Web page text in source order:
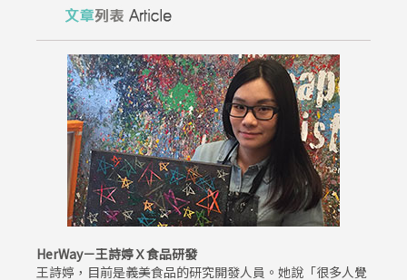
HerWay－王詩婷Ｘ食品研發
王詩婷，目前是義美食品的研究開發人員。她說「很多人覺